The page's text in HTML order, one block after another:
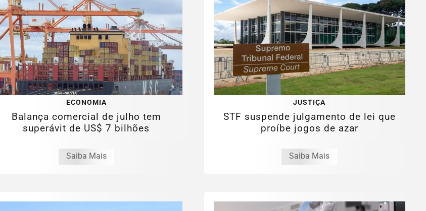
ECONOMIA
Balança comercial de julho tem
superávit de US$ 7 bilhões
Saiba Mais
JUSTIÇA
STF suspende julgamento de lei que
proíbe jogos de azar
Saiba Mais